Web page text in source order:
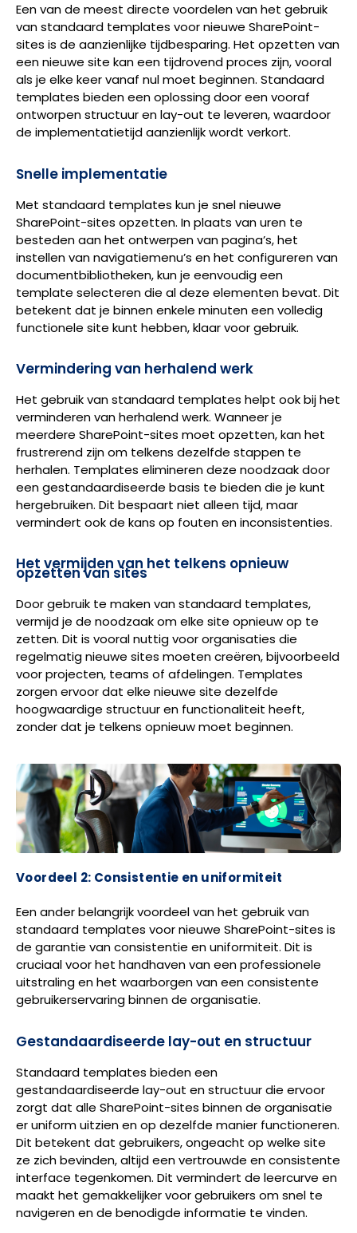
Een van de meest directe voordelen van het gebruik
van standaard templates voor nieuwe SharePoint-
sites is de aanzienlijke tijdbesparing. Het opzetten van
een nieuwe site kan een tijdrovend proces zijn, vooral
als je elke keer vanaf nul moet beginnen. Standaard
templates bieden een oplossing door een vooraf
ontworpen structuur en lay-out te leveren, waardoor
de implementatietijd aanzienlijk wordt verkort.
Snelle implementatie
Met standaard templates kun je snel nieuwe
SharePoint-sites opzetten. In plaats van uren te
besteden aan het ontwerpen van pagina’s, het
instellen van navigatiemenu’s en het configureren van
documentbibliotheken, kun je eenvoudig een
template selecteren die al deze elementen bevat. Dit
betekent dat je binnen enkele minuten een volledig
functionele site kunt hebben, klaar voor gebruik.
Vermindering van herhalend werk
Het gebruik van standaard templates helpt ook bij het
verminderen van herhalend werk. Wanneer je
meerdere SharePoint-sites moet opzetten, kan het
frustrerend zijn om telkens dezelfde stappen te
herhalen. Templates elimineren deze noodzaak door
een gestandaardiseerde basis te bieden die je kunt
hergebruiken. Dit bespaart niet alleen tijd, maar
vermindert ook de kans op fouten en inconsistenties.
Het vermijden van het telkens opnieuw
opzetten van sites
Door gebruik te maken van standaard templates,
vermijd je de noodzaak om elke site opnieuw op te
zetten. Dit is vooral nuttig voor organisaties die
regelmatig nieuwe sites moeten creëren, bijvoorbeeld
voor projecten, teams of afdelingen. Templates
zorgen ervoor dat elke nieuwe site dezelfde
hoogwaardige structuur en functionaliteit heeft,
zonder dat je telkens opnieuw moet beginnen.
Voordeel 2: Consistentie en uniformiteit
Een ander belangrijk voordeel van het gebruik van
standaard templates voor nieuwe SharePoint-sites is
de garantie van consistentie en uniformiteit. Dit is
cruciaal voor het handhaven van een professionele
uitstraling en het waarborgen van een consistente
gebruikerservaring binnen de organisatie.
Gestandaardiseerde lay-out en structuur
Standaard templates bieden een
gestandaardiseerde lay-out en structuur die ervoor
zorgt dat alle SharePoint-sites binnen de organisatie
er uniform uitzien en op dezelfde manier functioneren.
Dit betekent dat gebruikers, ongeacht op welke site
ze zich bevinden, altijd een vertrouwde en consistente
interface tegenkomen. Dit vermindert de leercurve en
maakt het gemakkelijker voor gebruikers om snel te
navigeren en de benodigde informatie te vinden.